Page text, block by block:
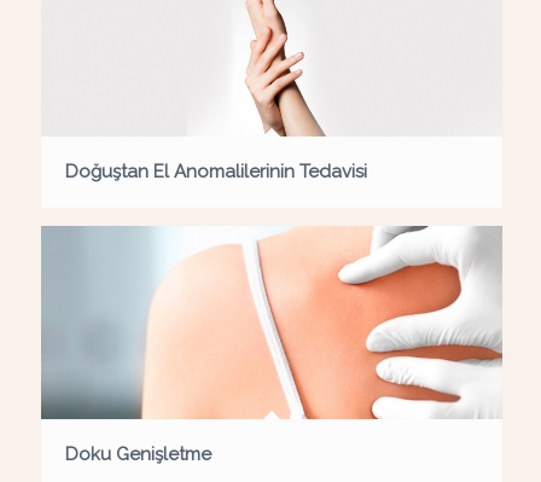
Doğuştan El Anomalilerinin Tedavisi
Doku Genişletme